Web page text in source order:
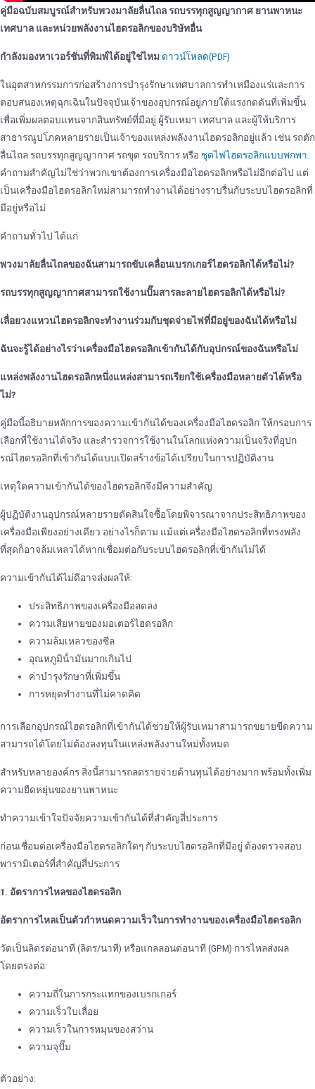
คู่มือฉบับสมบูรณ์สําหรับพวงมาลัยลื่นไถล รถบรรทุกสูญญากาศ ยานพาหนะ
เทศบาล และหน่วยพลังงานไฮดรอลิกของบริษัทอื่น
กําลังมองหาเวอร์ชันที่พิมพ์ได้อยู่ใช่ไหม ดาวน์โหลด(PDF)
ในอุตสาหกรรมการก่อสร้างการบํารุงรักษาเทศบาลการทําเหมืองแร่และการ
ตอบสนองเหตุฉุกเฉินในปัจจุบันเจ้าของอุปกรณ์อยู่ภายใต้แรงกดดันที่เพิ่มขึ้น
เพื่อเพิ่มผลตอบแทนจากสินทรัพย์ที่มีอยู่ ผู้รับเหมา เทศบาล และผู้ให้บริการ
สาธารณูปโภคหลายรายเป็นเจ้าของแหล่งพลังงานไฮดรอลิกอยู่แล้ว เช่น รถตัก
ลื่นไถล รถบรรทุกสูญญากาศ รถขุด รถบริการ หรือ ชุดไฟไฮดรอลิกแบบพกพา.
คําถามสําคัญไม่ใช่ว่าพวกเขาต้องการเครื่องมือไฮดรอลิกหรือไม่อีกต่อไป แต่
เป็นเครื่องมือไฮดรอลิกใหม่สามารถทํางานได้อย่างราบรื่นกับระบบไฮดรอลิกที่
มีอยู่หรือไม่
คําถามทั่วไป ได้แก่
พวงมาลัยลื่นไถลของฉันสามารถขับเคลื่อนเบรกเกอร์ไฮดรอลิกได้หรือไม่?
รถบรรทุกสูญญากาศสามารถใช้งานปั๊มสารละลายไฮดรอลิกได้หรือไม่?
เลื่อยวงแหวนไฮดรอลิกจะทํางานร่วมกับชุดจ่ายไฟที่มีอยู่ของฉันได้หรือไม่
ฉันจะรู้ได้อย่างไรว่าเครื่องมือไฮดรอลิกเข้ากันได้กับอุปกรณ์ของฉันหรือไม่
แหล่งพลังงานไฮดรอลิกหนึ่งแหล่งสามารถเรียกใช้เครื่องมือหลายตัวได้หรือ
ไม่?
คู่มือนี้อธิบายหลักการของความเข้ากันได้ของเครื่องมือไฮดรอลิก ให้กรอบการ
เลือกที่ใช้งานได้จริง และสํารวจการใช้งานในโลกแห่งความเป็นจริงที่อุปก
รณ์ไฮดรอลิกที่เข้ากันได้แบบเปิดสร้างข้อได้เปรียบในการปฏิบัติงาน
เหตุใดความเข้ากันได้ของไฮดรอลิกจึงมีความสําคัญ
ผู้ปฏิบัติงานอุปกรณ์หลายรายตัดสินใจซื้อโดยพิจารณาจากประสิทธิภาพของ
เครื่องมือเพียงอย่างเดียว อย่างไรก็ตาม แม้แต่เครื่องมือไฮดรอลิกที่ทรงพลัง
ที่สุดก็อาจล้มเหลวได้หากเชื่อมต่อกับระบบไฮดรอลิกที่เข้ากันไม่ได้
ความเข้ากันได้ไม่ดีอาจส่งผลให้:
ประสิทธิภาพของเครื่องมือลดลง
ความเสียหายของมอเตอร์ไฮดรอลิก
ความล้มเหลวของซีล
อุณหภูมิน้ํามันมากเกินไป
ค่าบํารุงรักษาที่เพิ่มขึ้น
การหยุดทํางานที่ไม่คาดคิด
การเลือกอุปกรณ์ไฮดรอลิกที่เข้ากันได้ช่วยให้ผู้รับเหมาสามารถขยายขีดความ
สามารถได้โดยไม่ต้องลงทุนในแหล่งพลังงานใหม่ทั้งหมด
สําหรับหลายองค์กร สิ่งนี้สามารถลดรายจ่ายด้านทุนได้อย่างมาก พร้อมทั้งเพิ่ม
ความยืดหยุ่นของยานพาหนะ
ทําความเข้าใจปัจจัยความเข้ากันได้ที่สําคัญสี่ประการ
ก่อนเชื่อมต่อเครื่องมือไฮดรอลิกใดๆ กับระบบไฮดรอลิกที่มีอยู่ ต้องตรวจสอบ
พารามิเตอร์ที่สําคัญสี่ประการ
1. อัตราการไหลของไฮดรอลิก
อัตราการไหลเป็นตัวกําหนดความเร็วในการทํางานของเครื่องมือไฮดรอลิก
วัดเป็นลิตรต่อนาที (ลิตร/นาที) หรือแกลลอนต่อนาที (GPM) การไหลส่งผล
โดยตรงต่อ:
ความถี่ในการกระแทกของเบรกเกอร์
ความเร็วใบเลื่อย
ความเร็วในการหมุนของสว่าน
ความจุปั๊ม
ตัวอย่าง: